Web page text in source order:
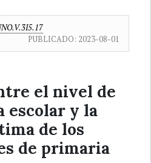
PUBLICADO: 2023-08-01
el nivel de
escolar y la
de los
de primaria